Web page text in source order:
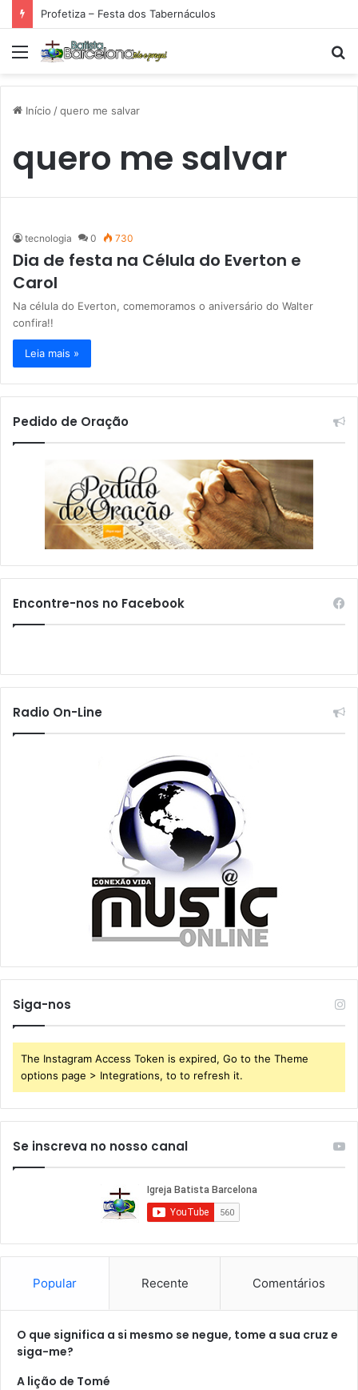
Profetiza – Festa dos Tabernáculos
Menu
Início /quero me salvar
quero me salvar
tecnologia 0 730
Dia de festa na Célula do Everton e
Carol
Na célula do Everton, comemoramos o aniversário do Walter
confira!!
Leia mais »
Pedido de Oração
Encontre-nos no Facebook
Radio On-Line
Siga-nos
The Instagram Access Token is expired, Go to the Theme
options page > Integrations, to to refresh it.
Se inscreva no nosso canal
Popular Recente Comentários
O que significa a si mesmo se negue, tome a sua cruz e
siga-me?
A lição de Tomé